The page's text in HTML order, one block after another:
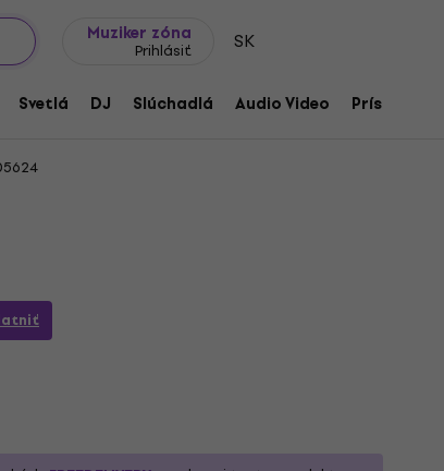
Muziker zóna
Prihlásiť SK
Svetlá DJ Slúchadlá Audio Video
dynamický mikrofón